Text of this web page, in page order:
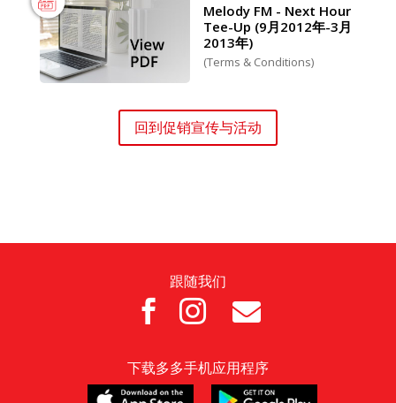
Melody FM - Next Hour
Tee-Up (9月2012年-3月
2013年)
(Terms & Conditions)
回到促销宣传与活动
跟随我们
  
下载多多手机应用程序